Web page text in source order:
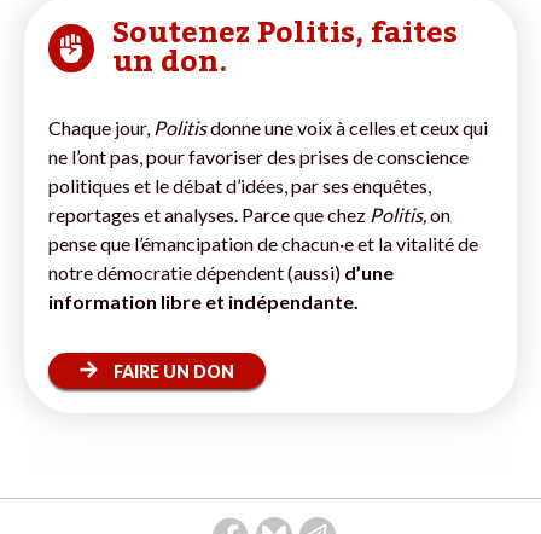
Soutenez Politis, faites
un don.
Chaque jour, Politisdonne une voix à celles et ceux qui
ne l’ont pas, pour favoriser des prises de conscience
politiques et le débat d’idées, par ses enquêtes,
reportages et analyses. Parce que chez Politis, on
pense que l’émancipation de chacun·e et la vitalité de
notre démocratie dépendent (aussi) d’une
information libre et indépendante.
FAIRE UN DON